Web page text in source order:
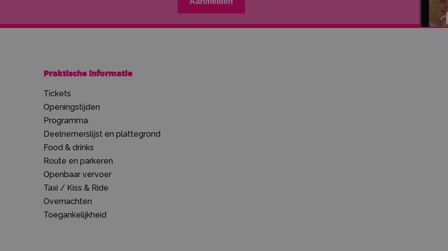
Praktische informatie
Tickets
Openingstijden
Programma
Deelnemerslijst en plattegrond
Food & drinks
Route en parkeren
Openbaar vervoer
Taxi / Kiss & Ride
Overnachten
Toegankelijkheid